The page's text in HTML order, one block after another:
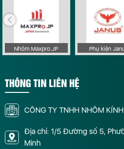
Nhôm Maxpro.JP Phụ kiện
THÔNG TIN LIÊN HỆ
CÔNG TY TNHH NHÔM
Địa chỉ: 1/5 Đường số 5,
Minh